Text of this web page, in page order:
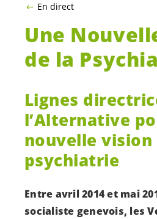
En direct
Une
de la
Lignes
l’Alternative
nouvelle vision
psychiatrie
Entre avril 2014 et mai
socialiste genevois, les